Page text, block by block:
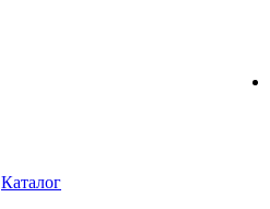
Каталог